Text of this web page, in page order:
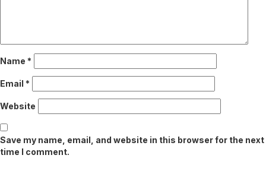
Name *
Email *
Website
Save my name, email, and website in this browser for the next
time I comment.